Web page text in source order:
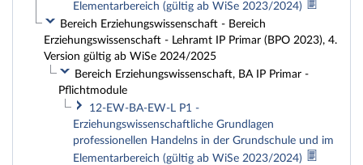
Elementarbereich (gültig ab WiSe 2023/2024)
Bereich Erziehungswissenschaft - Bereich
Erziehungswissenschaft - Lehramt IP Primar (BPO 2023), 4.
Version gültig ab WiSe 2024/2025
Bereich Erziehungswissenschaft, BA IP Primar -
Pflichtmodule
12-EW-BA-EW-L P1 -
Erziehungswissenschaftliche Grundlagen
professionellen Handelns in der Grundschule und im
Elementarbereich (gültig ab WiSe 2023/2024)